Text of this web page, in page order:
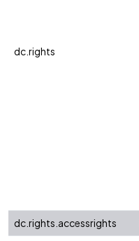
dc.rights
dc.rights.accessrights